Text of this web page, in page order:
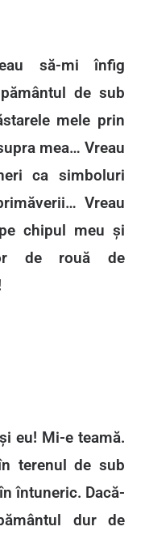
să-mi înfig
de sub
mele prin
mea… Vreau
ca simboluri
Vreau
chipul meu și
de rouă de
eu! Mi-e teamă.
terenul de sub
întuneric. Dacă-
dur de